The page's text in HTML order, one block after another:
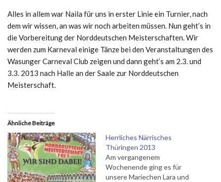
Alles in allem war Naila für uns in erster Linie ein Turnier, nach
dem wir wissen, an was wir noch arbeiten müssen. Nun geht’s in
die Vorbereitung der Norddeutschen Meisterschaften. Wir
werden zum Karneval einige Tänze bei den Veranstaltungen des
Wasunger Carneval Club zeigen und dann geht’s am 2.3. und
3.3. 2013 nach Halle an der Saale zur Norddeutschen
Meisterschaft.
Ähnliche Beiträge
Herrliches Närrisches
Thüringen 2013
Am vergangenem
Wochenende ging es für
unsere Mariechen Lara und